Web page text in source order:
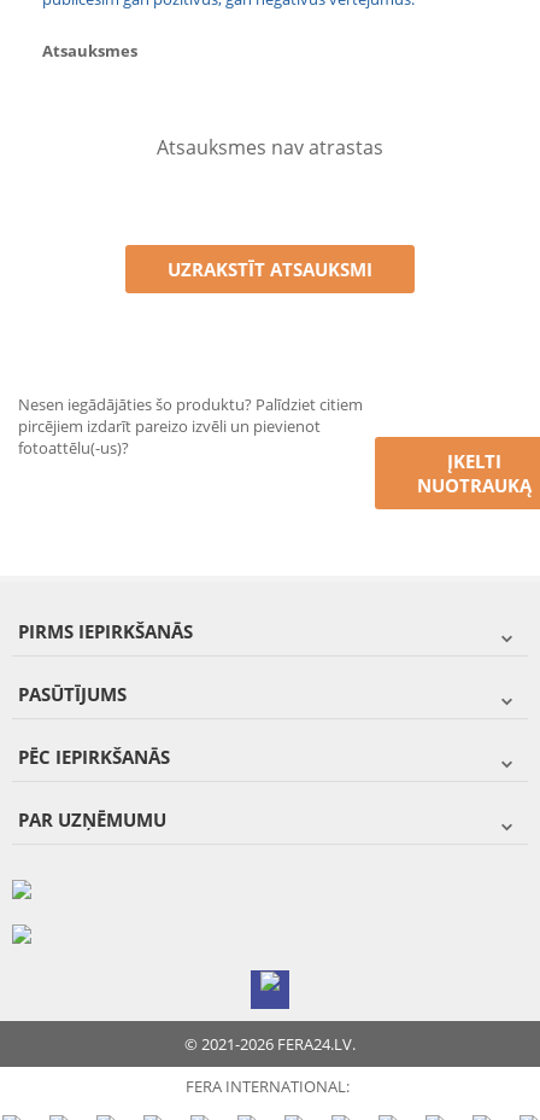
Atsauksmes
Atsauksmes nav atrastas
UZRAKSTĪT ATSAUKSMI
Nesen iegādājāties šo produktu? Palīdziet citiem
pircējiem izdarīt pareizo izvēli un pievienot
fotoattēlu(-us)?
ĮKELTI
NUOTRAUKĄ
PIRMS IEPIRKŠANĀS
PASŪTĪJUMS
PĒC IEPIRKŠANĀS
PAR UZŅĒMUMU
© 2021-2026 FERA24.LV.
FERA INTERNATIONAL: